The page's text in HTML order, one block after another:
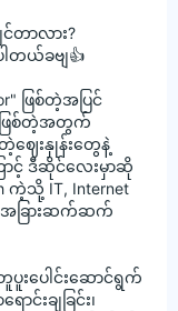
တာလား?
တယ်ခဗျ👍
ဖြစ်တဲ့အပြင်
ဖြစ်တဲ့အတွက်
ဈေးနှုန်းတွေနဲ့
င့် ဒီဆိုင်လေးမှာဆို
ကဲ့သို့ IT, Internet
အခြားဆက်ဆက်
ပူးပေါင်းဆောင်ရွက်
င်းချခြင်း၊